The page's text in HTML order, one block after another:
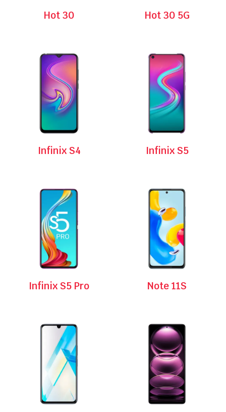
Hot 30 Hot 30 5G
Infinix S4 Infinix S5
Infinix S5 Pro Note 11S